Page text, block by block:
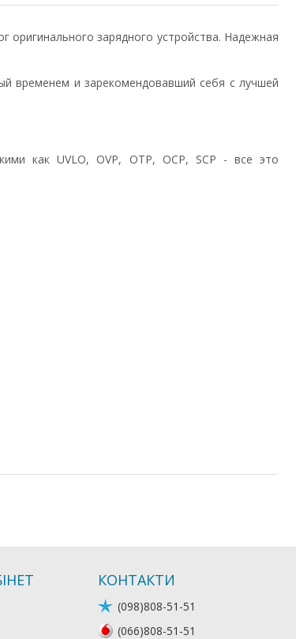
оригинального зарядного устройства. Надежная
временем и зарекомендовавший себя с лучшей
как UVLO, OVP, OTP, OCP, SCP - все это
КОНТАКТИ
(098)808-51-51
(066)808-51-51